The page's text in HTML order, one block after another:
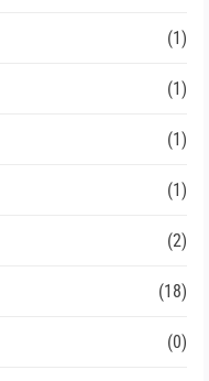
(1)
(1)
(1)
(1)
(2)
(18)
(0)